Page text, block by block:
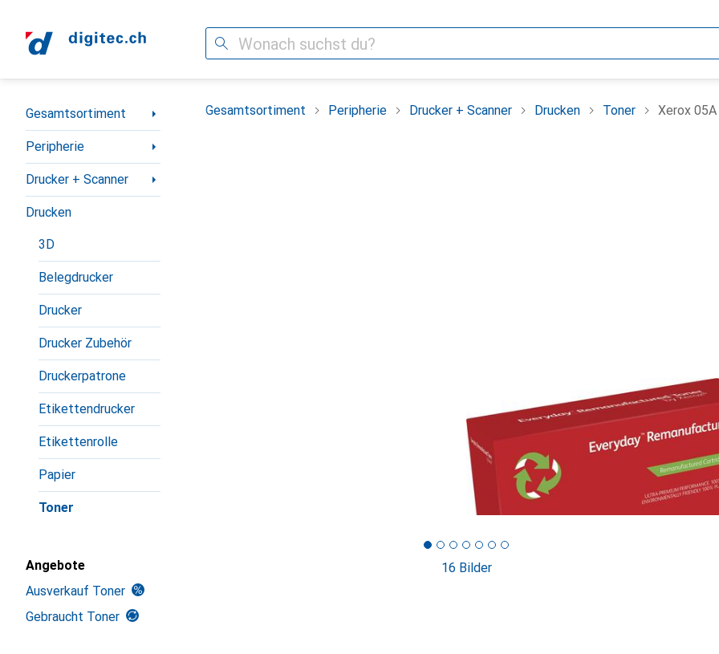
Suche
Navigation nach Kategorien
Gesamtsortiment
Peripherie
Drucker + Scanner
Drucken
3D
Belegdrucker
Drucker
Drucker Zubehör
Druckerpatrone
Etikettendrucker
Etikettenrolle
Papier
Toner
Angebote
Ausverkauf Toner
Gebraucht Toner
Gesamtsortiment Peripherie Drucker + Scanner Drucken Toner Xerox 05A
16 Bilder